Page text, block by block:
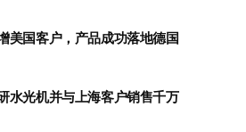
美国客户，产品成功落地德国
水光机并与上海客户销售千万